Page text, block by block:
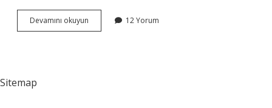
Devamını okuyun Tanımsal
Istatistik
12 Yorum
Sitemap